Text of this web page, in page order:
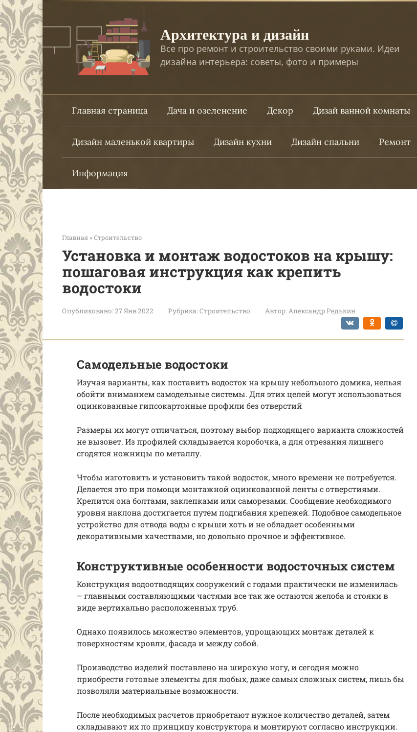
Перейти
к
контенту
Архитектура и дизайн
Все про ремонт и строительство своими руками. Идеи
дизайна интерьера: советы, фото и примеры
Главная страница Дача и озеленение Декор Дизай ванной комнаты
Дизайн маленькой квартиры Дизайн кухни Дизайн спальни Ремонт
Информация
Главная »Строительство
Установка и монтаж водостоков на крышу:
пошаговая инструкция как крепить
водостоки
Опубликовано:27 Янв 2022 Рубрика:Строительство Автор:Александр Редькин
Самодельные водостоки
Изучая варианты, как поставить водосток на крышу небольшого домика, нельзя
обойти вниманием самодельные системы. Для этих целей могут использоваться
оцинкованные гипсокартонные профили без отверстий
Размеры их могут отличаться, поэтому выбор подходящего варианта сложностей
не вызовет. Из профилей складывается коробочка, а для отрезания лишнего
сгодятся ножницы по металлу.
Чтобы изготовить и установить такой водосток, много времени не потребуется.
Делается это при помощи монтажной оцинкованной ленты с отверстиями.
Крепится она болтами, заклепками или саморезами. Сообщение необходимого
уровня наклона достигается путем подгибания крепежей. Подобное самодельное
устройство для отвода воды с крыши хоть и не обладает особенными
декоративными качествами, но довольно прочное и эффективное.
Конструктивные особенности водосточных систем
Конструкция водоотводящих сооружений с годами практически не изменилась
– главными составляющими частями все так же остаются желоба и стояки в
виде вертикально расположенных труб.
Однако появилось множество элементов, упрощающих монтаж деталей к
поверхностям кровли, фасада и между собой.
Производство изделий поставлено на широкую ногу, и сегодня можно
приобрести готовые элементы для любых, даже самых сложных систем, лишь бы
позволяли материальные возможности.
После необходимых расчетов приобретают нужное количество деталей, затем
складывают их по принципу конструктора и монтируют согласно инструкции.